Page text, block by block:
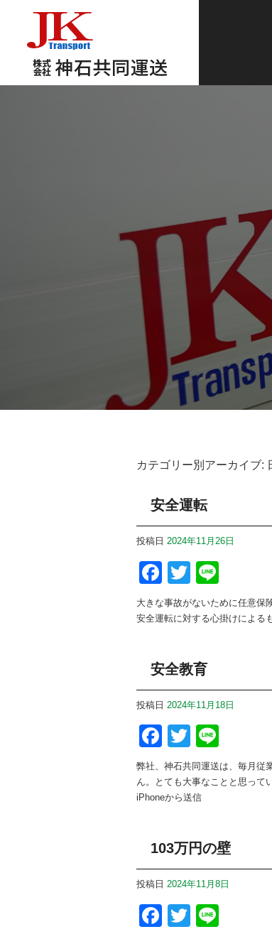
カテゴリー別アーカイブ:
安全運転
投稿日 2024年11月26日
Facebook
Twitter
大きな事故がないために任意保
安全運転に対する心掛けによる
安全教育
投稿日 2024年11月18日
Facebook
Twitter
弊社、神石共同運送は、毎月従
ん。とても大事なことと思って
iPhoneから送信
103万円の壁
投稿日 2024年11月8日
Facebook
Twitter